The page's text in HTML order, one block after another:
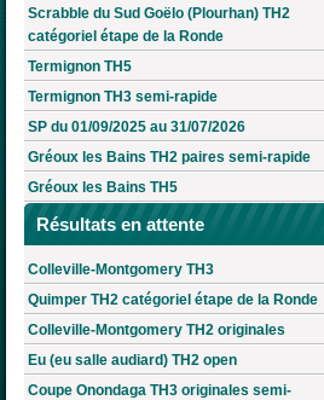
Scrabble du Sud Goëlo (Plourhan) TH2
catégoriel étape de la Ronde
Termignon TH5
Termignon TH3 semi-rapide
SP du 01/09/2025 au 31/07/2026
Gréoux les Bains TH2 paires semi-rapide
Gréoux les Bains TH5
Résultats en attente
Colleville-Montgomery TH3
Quimper TH2 catégoriel étape de la Ronde
Colleville-Montgomery TH2 originales
Eu (eu salle audiard) TH2 open
Coupe Onondaga TH3 originales semi-